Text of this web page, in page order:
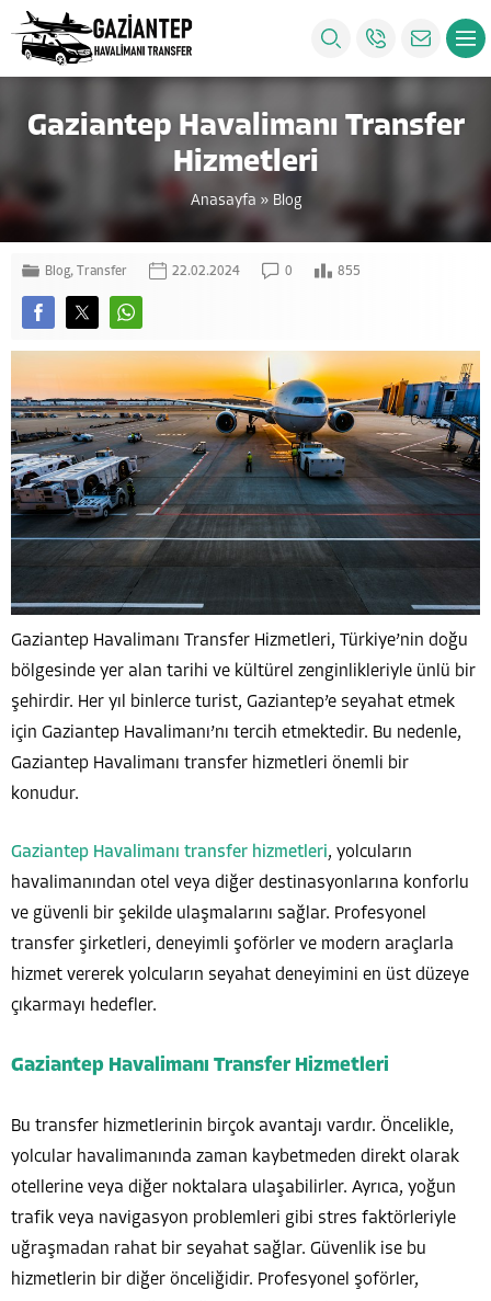
Gaziantep Havalimanı Transfer
Hizmetleri
Anasayfa » Blog
Blog, Transfer 22.02.2024 0 855
Gaziantep Havalimanı Transfer Hizmetleri, Türkiye’nin doğu
bölgesinde yer alan tarihi ve kültürel zenginlikleriyle ünlü bir
şehirdir. Her yıl binlerce turist, Gaziantep’e seyahat etmek
için Gaziantep Havalimanı’nı tercih etmektedir. Bu nedenle,
Gaziantep Havalimanı transfer hizmetleri önemli bir
konudur.
Gaziantep Havalimanı transfer hizmetleri, yolcuların
havalimanından otel veya diğer destinasyonlarına konforlu
ve güvenli bir şekilde ulaşmalarını sağlar. Profesyonel
transfer şirketleri, deneyimli şoförler ve modern araçlarla
hizmet vererek yolcuların seyahat deneyimini en üst düzeye
çıkarmayı hedefler.
Gaziantep Havalimanı Transfer Hizmetleri
Bu transfer hizmetlerinin birçok avantajı vardır. Öncelikle,
yolcular havalimanında zaman kaybetmeden direkt olarak
otellerine veya diğer noktalara ulaşabilirler. Ayrıca, yoğun
trafik veya navigasyon problemleri gibi stres faktörleriyle
uğraşmadan rahat bir seyahat sağlar. Güvenlik ise bu
hizmetlerin bir diğer önceliğidir. Profesyonel şoförler,